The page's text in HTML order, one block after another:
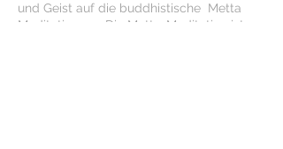
und Geist auf die buddhistische Metta
Meditation vor. Die Metta-Meditation ist